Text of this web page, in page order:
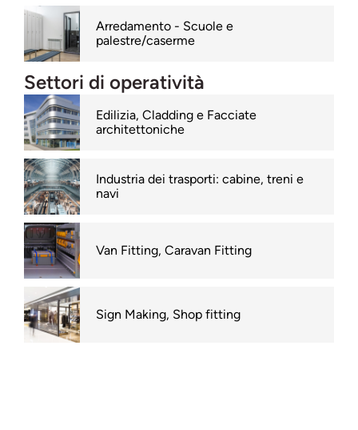
Arredamento - Scuole e
palestre/caserme
Settori di operatività
Edilizia, Cladding e Facciate
architettoniche
Industria dei trasporti: cabine, treni e
navi
Van Fitting, Caravan Fitting
Sign Making, Shop fitting